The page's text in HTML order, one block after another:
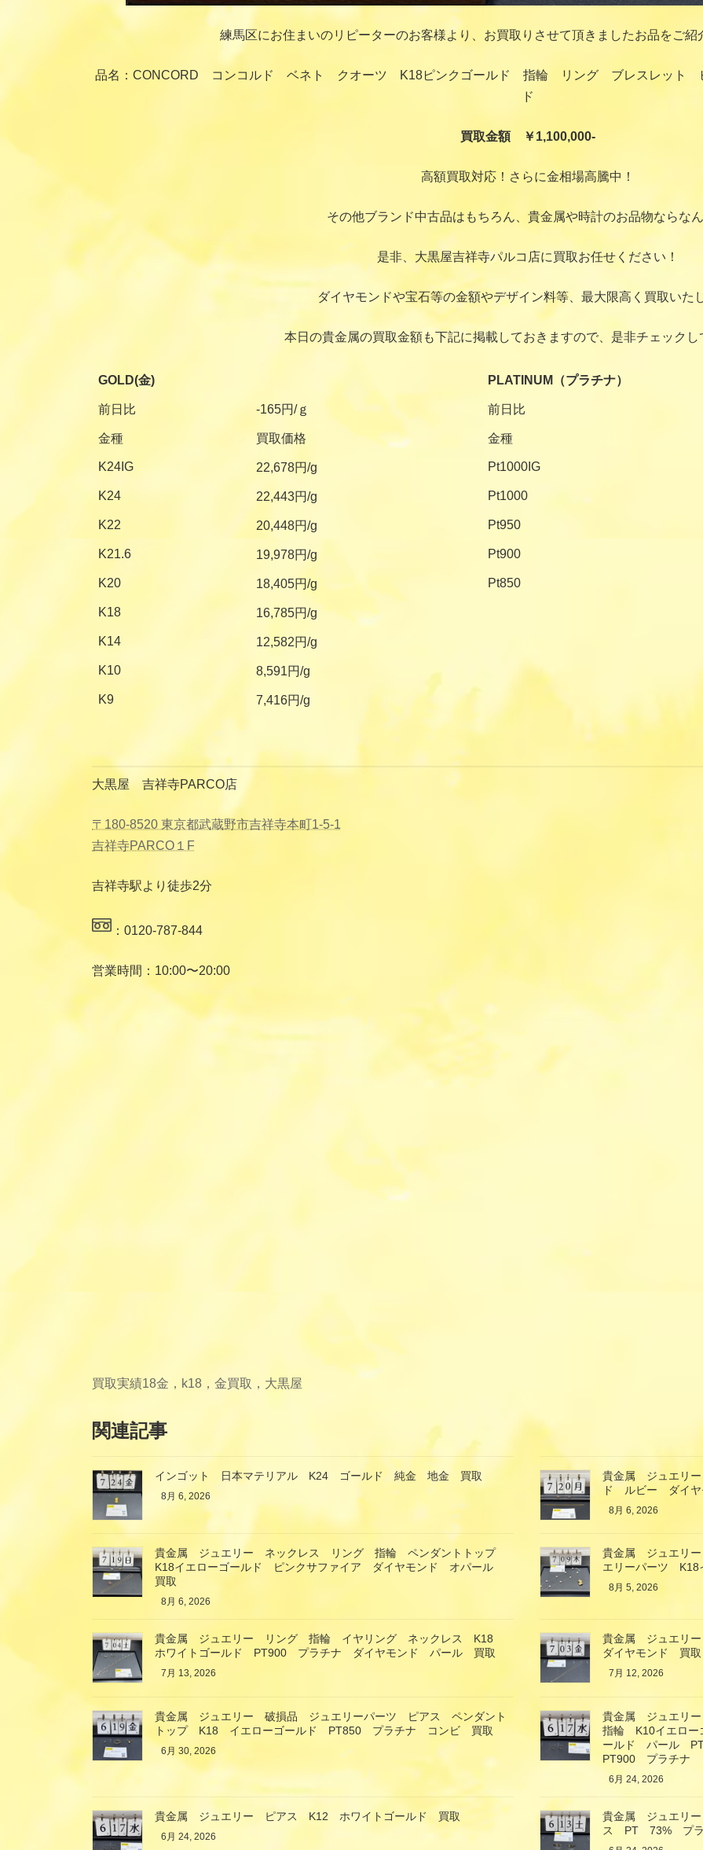
練馬区にお住まいのリピーターのお客様より、お買取りさせて頂きましたお品をご紹
品名：CONCORD コンコルド ベネト クオーツ K18ピンクゴールド 指輪 リング ブレスレット
ド
買取金額 ￥1,100,000-
高額買取対応！さらに金相場高騰中！
その他ブランド中古品はもちろん、貴金属や時計のお品物ならな
是非、大黒屋吉祥寺パルコ店に買取お任せください！
ダイヤモンドや宝石等の金額やデザイン料等、最大限高く買取いた
本日の貴金属の買取金額も下記に掲載しておきますので、是非チェック
GOLD(金) PLATINUM（プラチナ）
前日比 -165円/ｇ 前日比
金種 買取価格 金種
K24IG 22,678円/g Pt1000IG
K24 22,443円/g Pt1000
K22 20,448円/g Pt950
K21.6 19,978円/g Pt900
K20 18,405円/g Pt850
K18 16,785円/g
K14 12,582円/g
K10 8,591円/g
K9 7,416円/g
大黒屋 吉祥寺PARCO店
〒180-8520 東京都武蔵野市吉祥寺本町1-5-1
吉祥寺PARCO１F
吉祥寺駅より徒歩2分
：0120-787-844
営業時間：10:00〜20:00
買取実績18金，k18，金買取，大黒屋
関連記事
インゴット 日本マテリアル K24 ゴールド 純金 地金 買取
8月 6, 2026
貴金属 ジュエリ
ド ルビー ダイ
8月 6, 2026
貴金属 ジュエリー ネックレス リング 指輪 ペンダントトップ
K18イエローゴールド ピンクサファイア ダイヤモンド オパール
買取
8月 6, 2026
貴金属 ジュエリ
エリーパーツ K18
8月 5, 2026
貴金属 ジュエリー リング 指輪 イヤリング ネックレス K18
ホワイトゴールド PT900 プラチナ ダイヤモンド パール 買取
7月 13, 2026
貴金属 ジュエリ
ダイヤモンド 買取
7月 12, 2026
貴金属 ジュエリー 破損品 ジュエリーパーツ ピアス ペンダント
トップ K18 イエローゴールド PT850 プラチナ コンビ 買取
6月 30, 2026
貴金属 ジュエリ
指輪 K10イエロ
ールド パール
PT900 プラチナ
6月 24, 2026
貴金属 ジュエリー ピアス K12 ホワイトゴールド 買取
6月 24, 2026
貴金属 ジュエリ
ス PT 73% プ